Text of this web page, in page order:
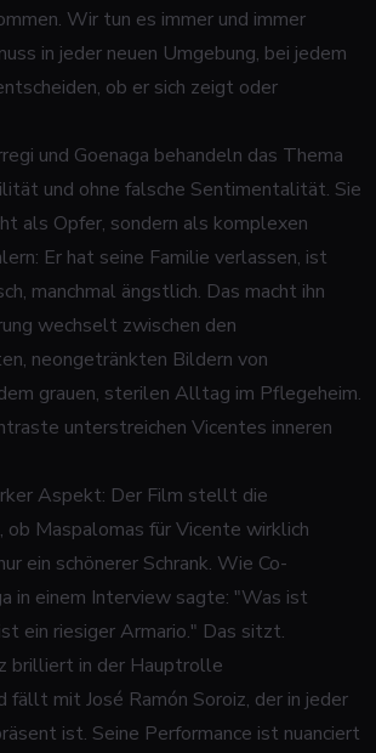
Wir tun es immer und immer
in jeder neuen Umgebung, bei jedem
ob er sich zeigt oder
und Goenaga behandeln das Thema
und ohne falsche Sentimentalität. Sie
als Opfer, sondern als komplexen
Er hat seine Familie verlassen, ist
manchmal ängstlich. Das macht ihn
wechselt zwischen den
neongetränkten Bildern von
grauen, sterilen Alltag im Pflegeheim.
unterstreichen Vicentes inneren
Aspekt: Der Film stellt die
ob Maspalomas für Vicente wirklich
ein schönerer Schrank. Wie Co-
in einem Interview sagte: "Was ist
ein riesiger Armario." Das sitzt.
brilliert in der Hauptrolle
fällt mit José Ramón Soroiz, der in jeder
ist. Seine Performance ist nuanciert